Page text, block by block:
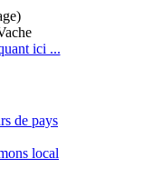
ici ...
de pays
local